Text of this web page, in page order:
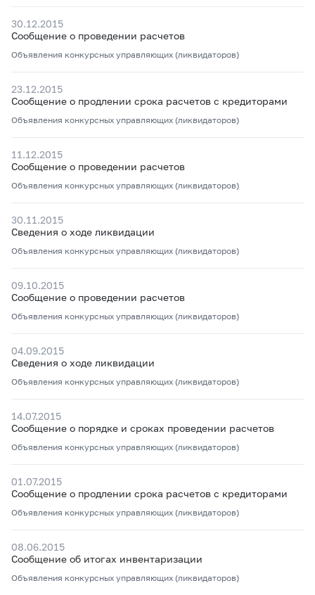
30.12.2015
Сообщение о проведении расчетов
Объявления конкурсных управляющих (ликвидаторов)
23.12.2015
Сообщение о продлении срока расчетов с кредиторами
Объявления конкурсных управляющих (ликвидаторов)
11.12.2015
Сообщение о проведении расчетов
Объявления конкурсных управляющих (ликвидаторов)
30.11.2015
Сведения о ходе ликвидации
Объявления конкурсных управляющих (ликвидаторов)
09.10.2015
Сообщение о проведении расчетов
Объявления конкурсных управляющих (ликвидаторов)
04.09.2015
Сведения о ходе ликвидации
Объявления конкурсных управляющих (ликвидаторов)
14.07.2015
Сообщение о порядке и сроках проведении расчетов
Объявления конкурсных управляющих (ликвидаторов)
01.07.2015
Сообщение о продлении срока расчетов с кредиторами
Объявления конкурсных управляющих (ликвидаторов)
08.06.2015
Сообщение об итогах инвентаризации
Объявления конкурсных управляющих (ликвидаторов)